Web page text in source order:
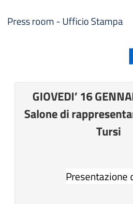
Press room - Ufficio Stampa
GIOVEDI’ 16
Salone di
Tursi
Presentazione